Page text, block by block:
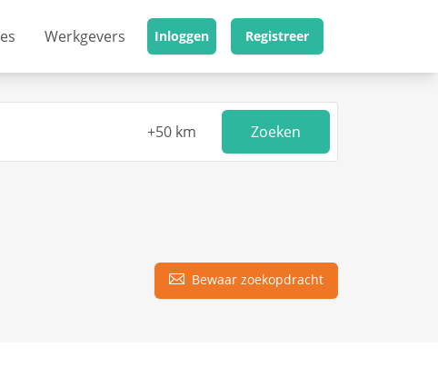
Werkgevers Inloggen Registreer
Zoeken
Bewaar zoekopdracht